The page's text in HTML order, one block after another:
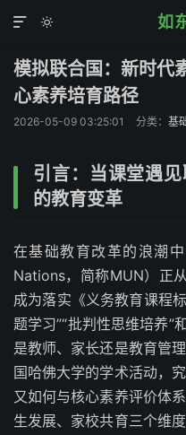
如


模拟联合国：新时代
心素养培育路径
2026-05-09 03:25:01 分类： 基
引言：当课堂遇
的教育变革
在基础教育改革的浪潮
Nations，简称MUN）正从
成为落实《义务教育课程
题学习”“批判性思维培养”
是教师、家长还是教育管
国哈佛大学的学术活动，
又如何与核心素养评价体
生发展、家校共育三个维